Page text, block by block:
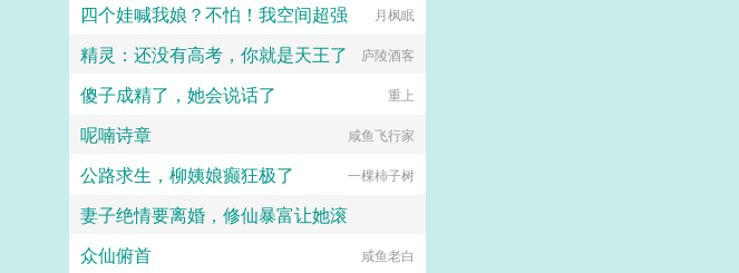
四个娃喊我娘？不怕！我空间超强 月枫眠
精灵：还没有高考，你就是天王了 庐陵酒客
傻子成精了，她会说话了 重上
呢喃诗章 咸鱼飞行家
公路求生，柳姨娘癫狂极了 一棵柿子树
妻子绝情要离婚，修仙暴富让她滚
点进来就发财
众仙俯首 咸鱼老白